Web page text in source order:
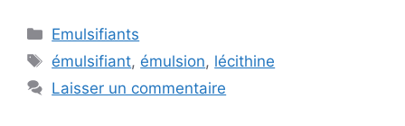
Catégories
Emulsifiants
Étiquettes
émulsifiant, émulsion, lécithine
Laisser un commentaire